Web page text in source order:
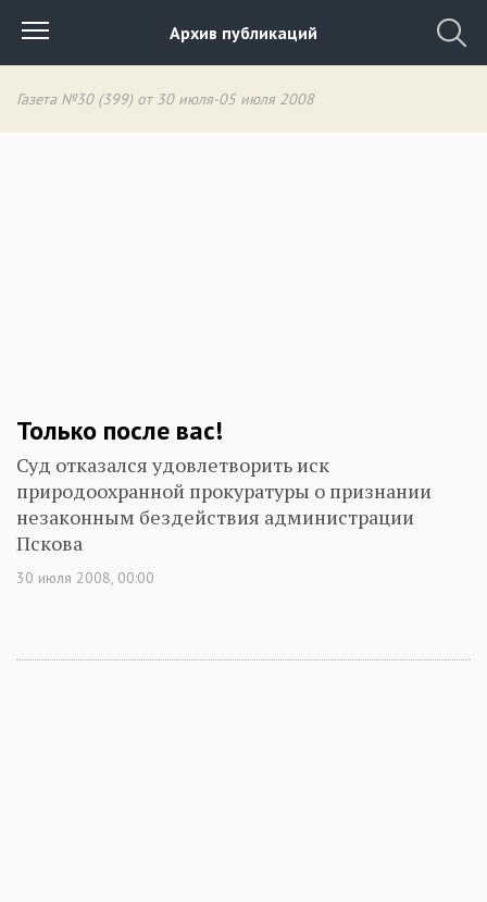
Архив публикаций
Газета №30 (399) от 30 июля-05 июля 2008
Только после вас!
Суд отказался удовлетворить иск
природоохранной прокуратуры о признании
незаконным бездействия администрации
Пскова
30 июля 2008, 00:00